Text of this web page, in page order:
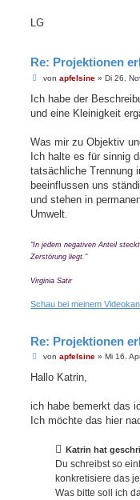
LG
Re: Projektionen
B
i
r
von apfelsine» Di 26.
Ich habe der
und eine Kleinigkeit
Was mir zu Objektiv
Ich halte es für sinnig
tatsächliche Trennung
beeinflussen uns
und stehen in
Umwelt.
"In jedem negativen Anteil
Zerstörung liegt."
Virginia Satir
Schau bei meinem
Re: Projektionen
B
i
a
von apfelsine» Mi 16.
Hallo Katrin,
ich habe bemerkt das
Ich möchte das hier
Katrin hat
Du schreibst so
konkretisiere das
Was bitte soll ich